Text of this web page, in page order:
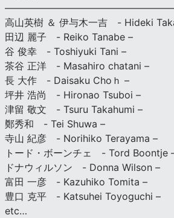
高山英樹 ＆ 伊与木一吉 - Hideki
田辺 麗子 - Reiko Tanabe –
谷 俊幸 - Toshiyuki Tani –
茶谷 正洋 - Masahiro chatani –
長 大作 - Daisaku Choｈ –
坪井 浩尚 - Hironao Tsuboi –
津留 敬文 - Tsuru Takahumi –
鄭秀和 - Tei Shuwa –
寺山 紀彦 - Norihiko Terayama –
トード・ボーンチェ - Tord Boontje
ドナウィルソン - Donna Wilson –
富田 一彦 - Kazuhiko Tomita –
豊口 克平 - Katsuhei Toyoguchi –
etc…